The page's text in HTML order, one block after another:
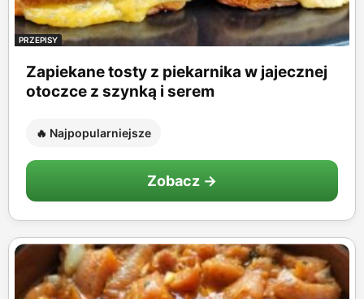
PRZEPISY
Zapiekane tosty z piekarnika w jajecznej
otoczce z szynką i serem
🔥 Najpopularniejsze
Zobacz →